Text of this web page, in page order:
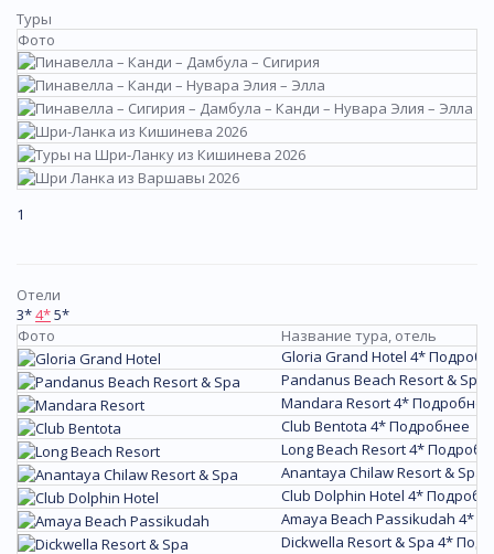
Туры
Фото
1
Отели
3*4*5*
Фото
Название тура, отель
Gloria Grand Hotel 4*
Pandanus Beach Resort & Spa
Mandara Resort 4*Подробнее
Club Bentota 4*Подробнее
Long Beach Resort 4*
Anantaya Chilaw Resort & Spa
Club Dolphin Hotel 4*
Amaya Beach Passikudah 4*
Dickwella Resort & Spa 4*